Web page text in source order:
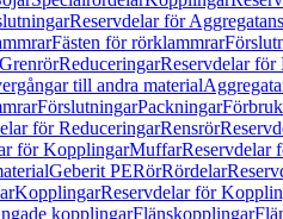
Reservdelar för
Fästen för rörklammrar
ReduceringarReservdelar för
till andra material
FörslutningarPackningar
för ReduceringarRensrör
för KopplingarMuffarReservdelar
Geberit PERörRördelar
KopplingarReservdelar för
kopplingarFlänskopplingar